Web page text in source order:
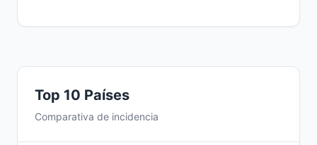
Top 10 Países
Comparativa de incidencia